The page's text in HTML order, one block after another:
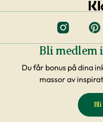
Bli medlem
Du får bonus på dina
massor av
Bli